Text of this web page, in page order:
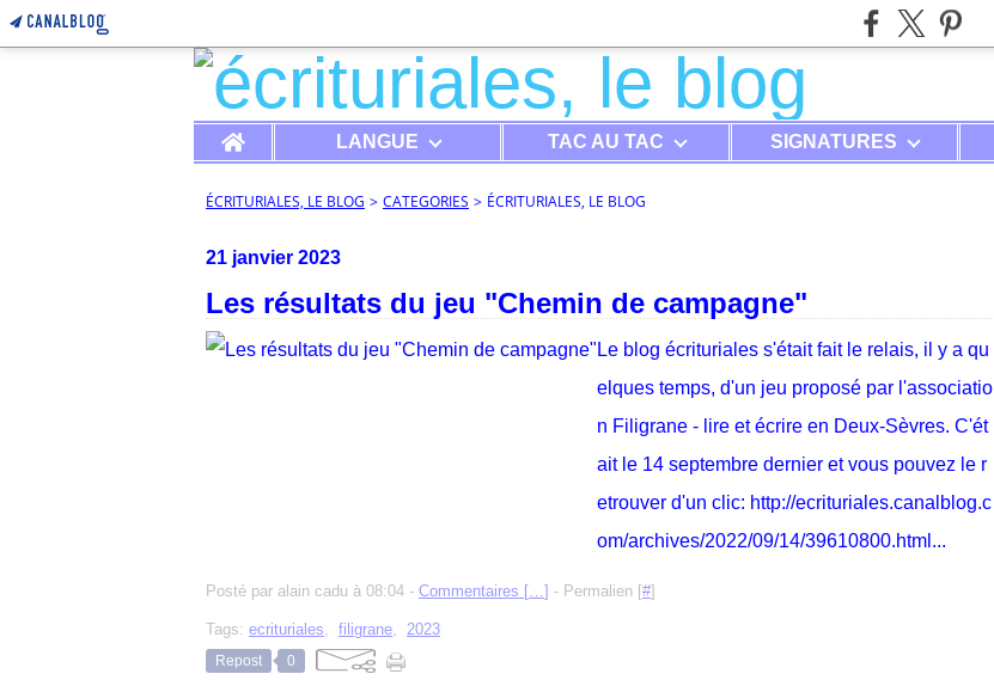
Home LANGUE TAC AU TAC SIGNATURES
ÉCRITURIALES, LE BLOG > CATEGORIES > ÉCRITURIALES, LE BLOG
21 janvier 2023
Les résultats du jeu "Chemin de campagne"
Le blog écrituriales s'était fait le relais, il y a qu
elques temps, d'un jeu proposé par l'associatio
n Filigrane - lire et écrire en Deux-Sèvres. C'ét
ait le 14 septembre dernier et vous pouvez le r
etrouver d'un clic: http://ecrituriales.canalblog.c
om/archives/2022/09/14/39610800.html...
Posté par alain cadu à 08:04 - Commentaires […] - Permalien [#]
Tags: ecrituriales, filigrane, 2023
Repost 0